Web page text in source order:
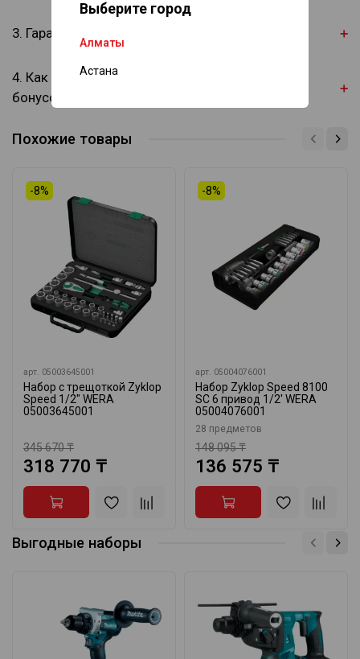
Выберите город
Алматы
Астана
3. Гарантия качества
4. Как присоединиться к программе скидок и
бонусов?
Похожие товары
-8%
арт. 05003645001
Набор с трещоткой Zyklop
Speed 1/2" WERA
05003645001
345 670 ₸
318 770 ₸
-8%
арт. 05004076001
Набор Zyklop Speed 8100
SC 6 привод 1/2' WERA
05004076001
28 предметов
148 095 ₸
136 575 ₸
Выгодные наборы